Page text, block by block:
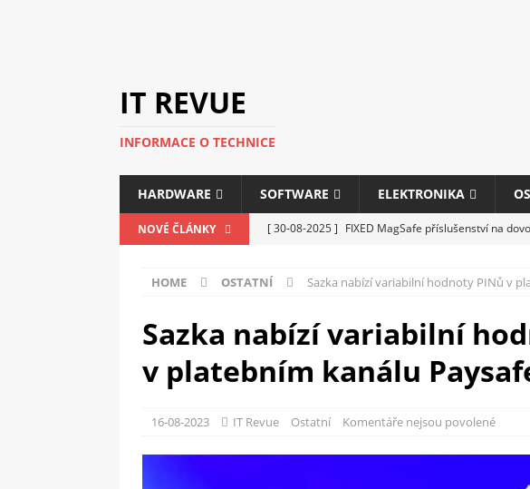
IT REVUE
INFORMACE O TECHNICE
HARDWARE SOFTWARE ELEKTRONIKA
NOVÉ ČLÁNKY [ 30-08-2025 ] FIXED MagSafe příslušenství na
[ 14-05-2025 ] Genius na veletrhu COMPUTEX
kanceláře i domácnosti
HARDWARE
Nová řada multifunkčních
C5100 a 6100
PERIFERIE
Blockchain a růst krypto kasin: Co
HOME OSTATNÍ Sazka nabízí variabilní hodnoty PINů v
Sazka nabízí variabilní
v platebním kanálu
16-08-2023 IT Revue Ostatní Komentáře nejsou povolené